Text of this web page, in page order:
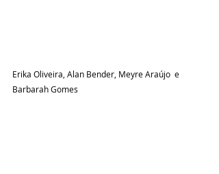
Erika Oliveira, Alan Bender, Meyre Araújo  e
Barbarah Gomes